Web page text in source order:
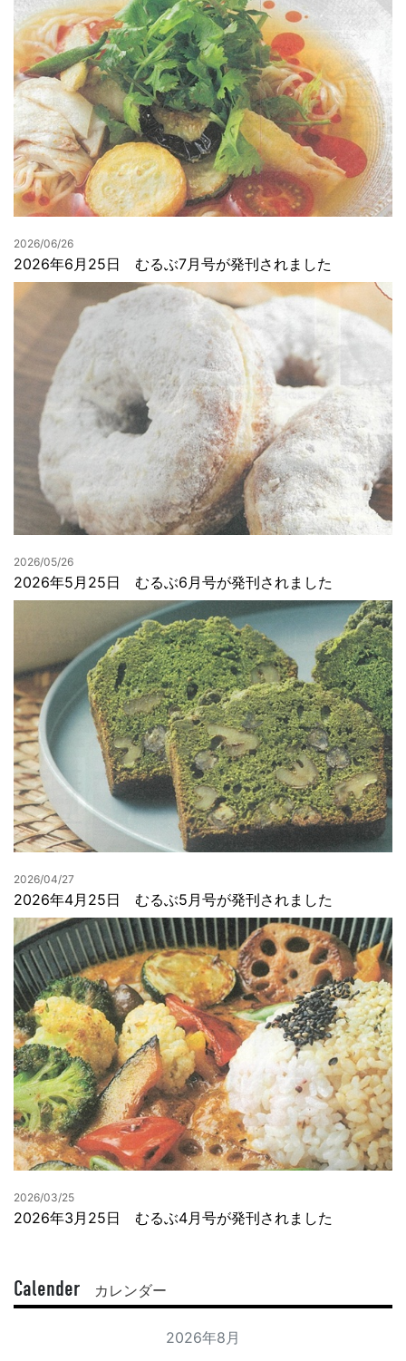
2026/06/26
2026年6月25日 むるぶ7月号が発刊されました
2026/05/26
2026年5月25日 むるぶ6月号が発刊されました
2026/04/27
2026年4月25日 むるぶ5月号が発刊されました
2026/03/25
2026年3月25日 むるぶ4月号が発刊されました
Calender カレンダー
2026年8月